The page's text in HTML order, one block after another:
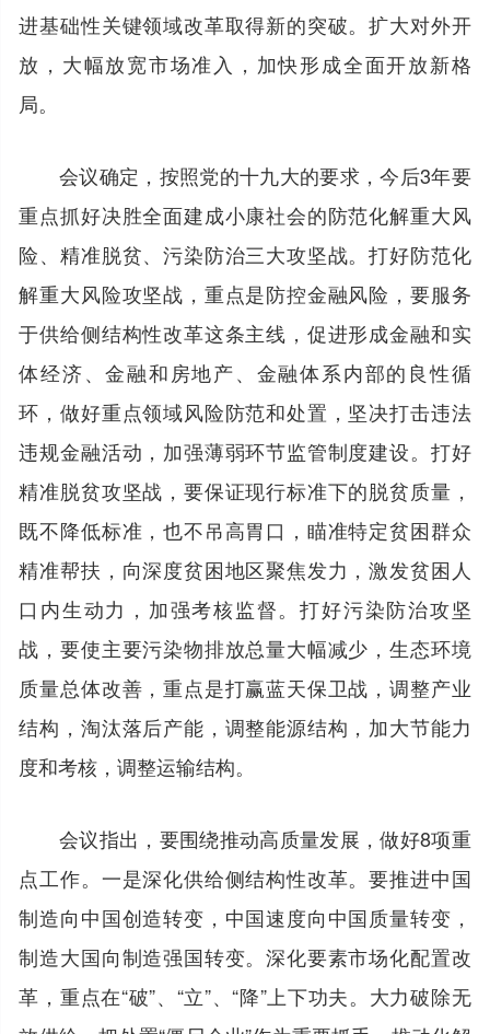
进基础性关键领域改革取得新的突破。扩大对外开
放，大幅放宽市场准入，加快形成全面开放新格
局。
会议确定，按照党的十九大的要求，今后3年要
重点抓好决胜全面建成小康社会的防范化解重大风
险、精准脱贫、污染防治三大攻坚战。打好防范化
解重大风险攻坚战，重点是防控金融风险，要服务
于供给侧结构性改革这条主线，促进形成金融和实
体经济、金融和房地产、金融体系内部的良性循
环，做好重点领域风险防范和处置，坚决打击违法
违规金融活动，加强薄弱环节监管制度建设。打好
精准脱贫攻坚战，要保证现行标准下的脱贫质量，
既不降低标准，也不吊高胃口，瞄准特定贫困群众
精准帮扶，向深度贫困地区聚焦发力，激发贫困人
口内生动力，加强考核监督。打好污染防治攻坚
战，要使主要污染物排放总量大幅减少，生态环境
质量总体改善，重点是打赢蓝天保卫战，调整产业
结构，淘汰落后产能，调整能源结构，加大节能力
度和考核，调整运输结构。
会议指出，要围绕推动高质量发展，做好8项重
点工作。一是深化供给侧结构性改革。要推进中国
制造向中国创造转变，中国速度向中国质量转变，
制造大国向制造强国转变。深化要素市场化配置改
革，重点在“破”、“立”、“降”上下功夫。大力破除无